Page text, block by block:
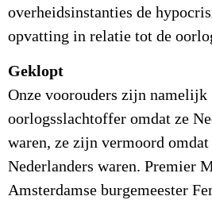
overheidsinstanties de
opvatting in relatie tot de
Geklopt
Onze voorouders zijn namelijk
oorlogsslachtoffer omdat ze
waren, ze zijn vermoord omdat
Nederlanders waren. Premier
Amsterdamse burgemeester